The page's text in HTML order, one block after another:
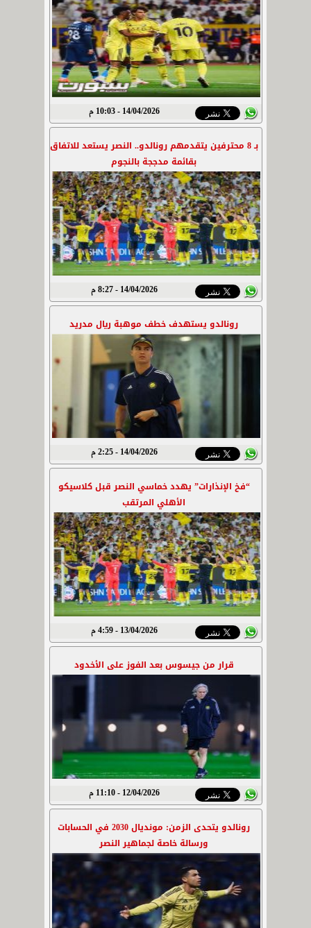
14/04/2026 - 10:03 م
بـ 8 محترفين يتقدمهم رونالدو.. النصر يستعد للاتفاق
بقائمة مدججة بالنجوم
14/04/2026 - 8:27 م
رونالدو يستهدف خطف موهبة ريال مدريد
14/04/2026 - 2:25 م
“فخ الإنذارات” يهدد خماسي النصر قبل كلاسيكو
الأهلي المرتقب
13/04/2026 - 4:59 م
قرار من جيسوس بعد الفوز على الأخدود
12/04/2026 - 11:10 م
رونالدو يتحدى الزمن: مونديال 2030 في الحسابات
ورسالة خاصة لجماهير النصر